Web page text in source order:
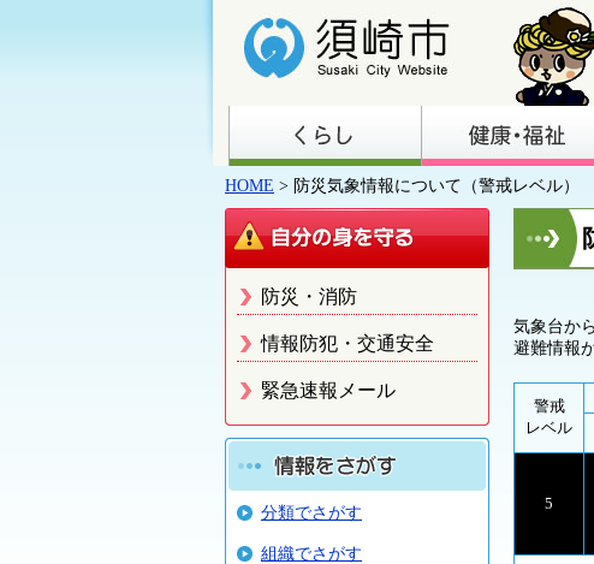
HOME > 防災気象情報について（警戒レベル）
防災・消防
情報防犯・交通安全
緊急速報メール
分類でさがす
組織でさがす
気象台か
避難情報
警戒
レベル
5